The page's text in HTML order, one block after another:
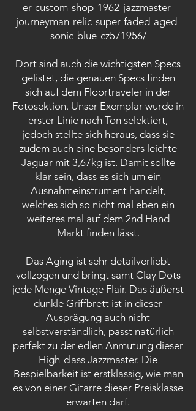
er-custom-shop-1962-jazzmaster-
journeyman-relic-super-faded-aged-
sonic-blue-cz571956/
Dort sind auch die wichtigsten Specs
gelistet, die genauen Specs finden
sich auf dem Floortraveler in der
Fotosektion. Unser Exemplar wurde in
erster Linie nach Ton selektiert,
jedoch stellte sich heraus, dass sie
zudem auch eine besonders leichte
Jaguar mit 3,67kg ist. Damit sollte
klar sein, dass es sich um ein
Ausnahmeinstrument handelt,
welches sich so nicht mal eben ein
weiteres mal auf dem 2nd Hand
Markt finden lässt.
Das Aging ist sehr detailverliebt
vollzogen und bringt samt Clay Dots
jede Menge Vintage Flair. Das äußerst
dunkle Griffbrett ist in dieser
Ausprägung auch nicht
selbstverständlich, passt natürlich
perfekt zu der edlen Anmutung dieser
High-class Jazzmaster. Die
Bespielbarkeit ist erstklassig, wie man
es von einer Gitarre dieser Preisklasse
erwarten darf.